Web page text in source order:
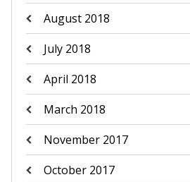
August 2018
July 2018
April 2018
March 2018
November 2017
October 2017